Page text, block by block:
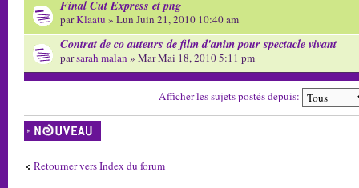
Final Cut Express et png
parKlaatu » Lun Juin 21, 2010 10:40 am
Contrat de co auteurs de film d'anim pour spectacle vivant
parsarah malan » Mar Mai 18, 2010 5:11 pm
Afficher les sujets postés depuis:
Écrire un nouveau
sujet
Retourner vers Index du forum